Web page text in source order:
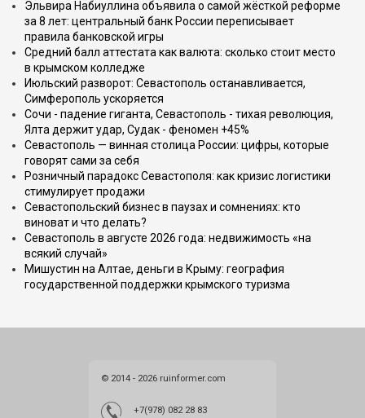
Эльвира Набиуллина объявила о самой жёсткой реформе
за 8 лет: центральный банк России переписывает
правила банковской игры
Средний балл аттестата как валюта: сколько стоит место
в крымском колледже
Июльский разворот: Севастополь останавливается,
Симферополь ускоряется
Сочи - падение гиганта, Севастополь - тихая революция,
Ялта держит удар, Судак - феномен +45%
Севастополь — винная столица России: цифры, которые
говорят сами за себя
Розничный парадокс Севастополя: как кризис логистики
стимулирует продажи
Севастопольский бизнес в паузах и сомнениях: кто
виноват и что делать?
Севастополь в августе 2026 года: недвижимость «на
всякий случай»
Мишустин на Алтае, деньги в Крыму: география
государственной поддержки крымского туризма
© 2014 - 2026 ruinformer.com
+7(978) 082 28 83